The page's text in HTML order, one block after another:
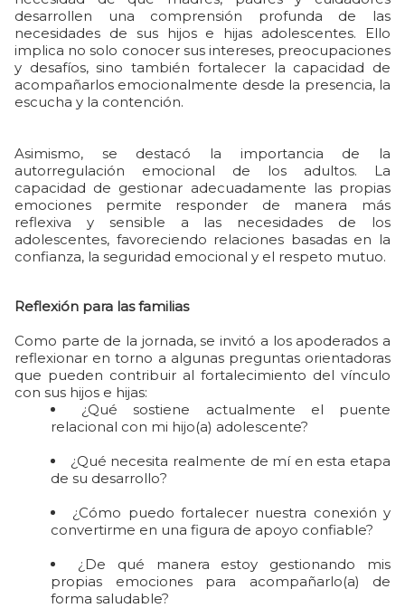
desarrollen una comprensión profunda de las
necesidades de sus hijos e hijas adolescentes. Ello
implica no solo conocer sus intereses, preocupaciones
y desafíos, sino también fortalecer la capacidad de
acompañarlos emocionalmente desde la presencia, la
escucha y la contención.
Asimismo, se destacó la importancia de la
autorregulación emocional de los adultos. La
capacidad de gestionar adecuadamente las propias
emociones permite responder de manera más
reflexiva y sensible a las necesidades de los
adolescentes, favoreciendo relaciones basadas en la
confianza, la seguridad emocional y el respeto mutuo.
Reflexión para las familias
Como parte de la jornada, se invitó a los apoderados a
reflexionar en torno a algunas preguntas orientadoras
que pueden contribuir al fortalecimiento del vínculo
con sus hijos e hijas:
¿Qué sostiene actualmente el puente
relacional con mi hijo(a) adolescente?
¿Qué necesita realmente de mí en esta etapa
de su desarrollo?
¿Cómo puedo fortalecer nuestra conexión y
convertirme en una figura de apoyo confiable?
¿De qué manera estoy gestionando mis
propias emociones para acompañarlo(a) de
forma saludable?